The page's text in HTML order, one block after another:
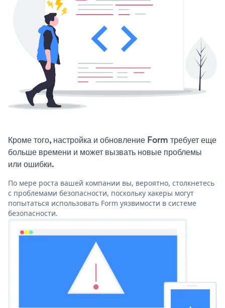
Кроме того, настройка и обновление Form требует еще
больше времени и может вызвать новые проблемы
или ошибки.
По мере роста вашей компании вы, вероятно, столкнетесь
с проблемами безопасности, поскольку хакеры могут
попытаться использовать Form уязвимости в системе
безопасности.